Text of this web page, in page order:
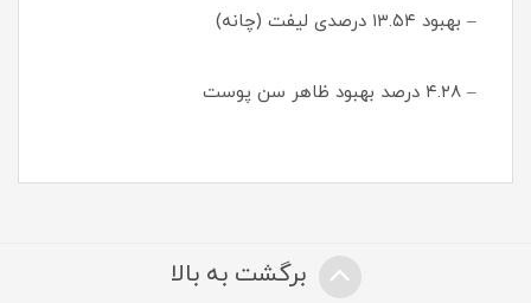
– بهبود ۱۳.۵۴ درصدی لیفت (چانه)
– ۴.۲۸ درصد بهبود ظاهر سن پوست
برگشت به بالا